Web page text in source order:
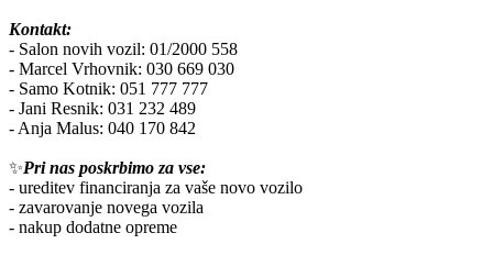
Kontakt:
- Salon novih vozil: 01/2000 558
- Marcel Vrhovnik: 030 669 030
- Samo Kotnik: 051 777 777
- Jani Resnik: 031 232 489
- Anja Malus: 040 170 842
✨Pri nas poskrbimo za vse:
- ureditev financiranja za vaše novo vozilo
- zavarovanje novega vozila
- nakup dodatne opreme